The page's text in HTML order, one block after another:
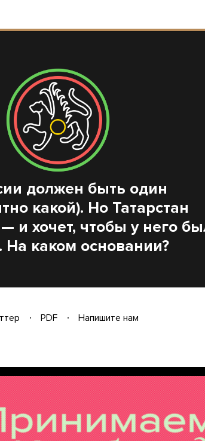
должен быть один
какой). Но Татарстан
и хочет, чтобы у него
На каком основании?
PDF
Напишите нам